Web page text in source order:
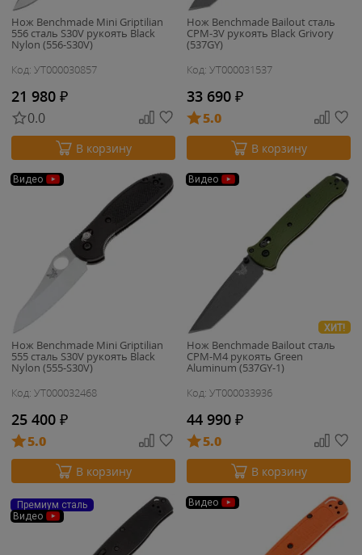
Нож Benchmade Mini Griptilian
556 сталь S30V рукоять Black
Nylon (556-S30V)
Код: УТ000030857
21 980 ₽
0.0
В корзину
Нож Benchmade Bailout сталь
CPM-3V рукоять Black Grivory
(537GY)
Код: УТ000031537
33 690 ₽
5.0
В корзину
Видео
Нож Benchmade Mini Griptilian
555 сталь S30V рукоять Black
Nylon (555-S30V)
Код: УТ000032468
25 400 ₽
5.0
В корзину
Видео
ХИТ!
Нож Benchmade Bailout сталь
CPM-M4 рукоять Green
Aluminum (537GY-1)
Код: УТ000033936
44 990 ₽
5.0
В корзину
Премиум сталь
Видео
Видео